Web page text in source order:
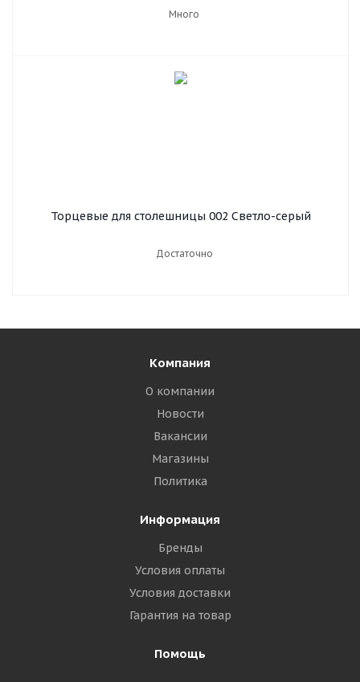
Много
Торцевые для столешницы 002 Светло-серый
Достаточно
Компания
О компании
Новости
Вакансии
Магазины
Политика
Информация
Бренды
Условия оплаты
Условия доставки
Гарантия на товар
Помощь